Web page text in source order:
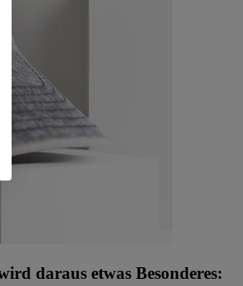
daraus etwas Besonderes: